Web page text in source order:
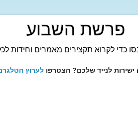
פרשת השבוע
כדי לקרוא תקצירים מאמרים וחידות
ישירות לנייד שלכם? הצטרפו לערוץ